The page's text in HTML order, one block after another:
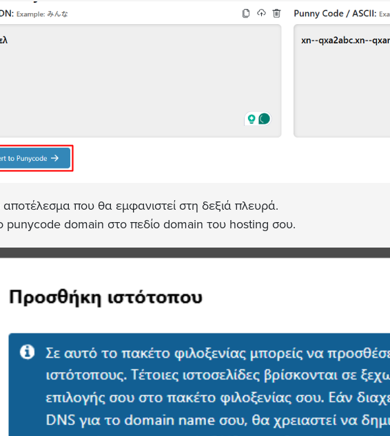
που θα εμφανιστεί στη δεξιά πλευρά.
punycode domain στο πεδίο domain του hosting σου.